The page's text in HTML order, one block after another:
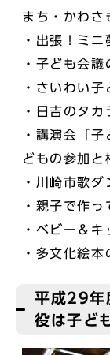
まち・かわさ
・出張！ミニ
・子ども会
・さいわい
・日吉のタ
・講演会「
どもの参加と
・川崎市歌
・親子で作
・ベビー＆
・多文化絵
平成29年
役は子ど